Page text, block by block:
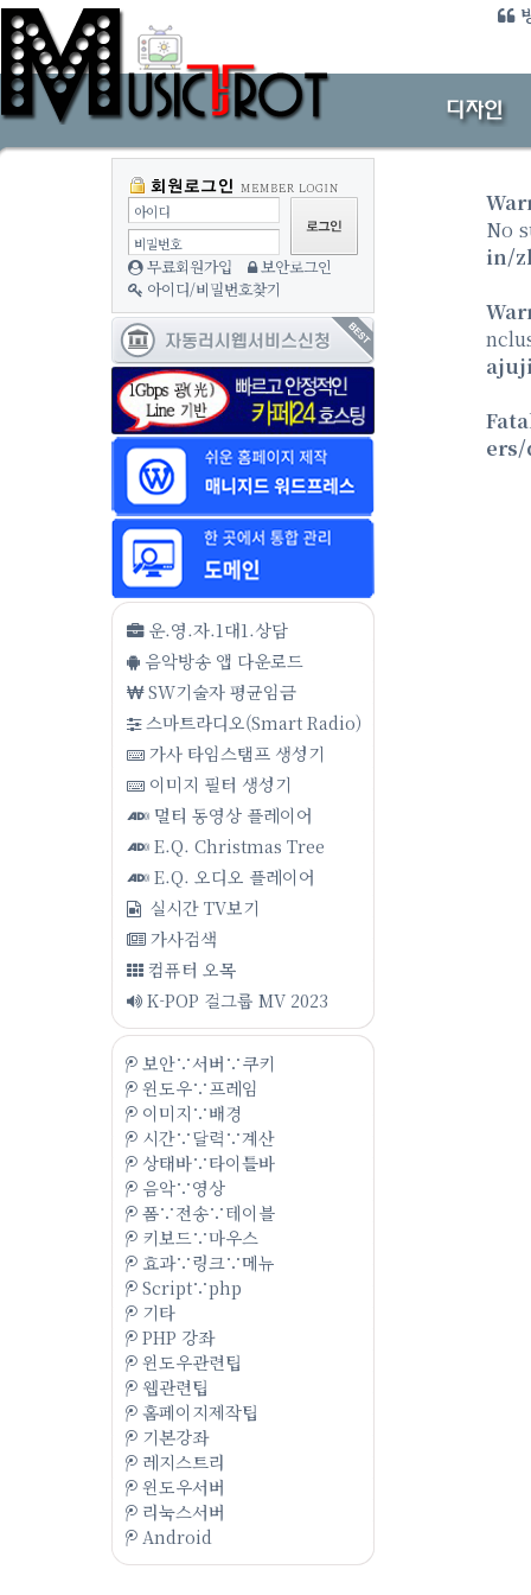
아이디
비밀번호
무료회원가입
보안로그인
아이디/비밀번호찾기
운.영.자.1대1.상담
음악방송 앱 다운로드
SW기술자 평균임금
스마트라디오(Smart Radio)
가사 타임스탬프 생성기
이미지 필터 생성기
멀티 동영상 플레이어
E.Q. Christmas Tree
E.Q. 오디오 플레이어
실시간 TV보기
가사검색
컴퓨터 오목
K-POP 걸그룹 MV 2023
보안∵서버∵쿠키
윈도우∵프레임
이미지∵배경
시간∵달력∵계산
상태바∵타이틀바
음악∵영상
폼∵전송∵테이블
키보드∵마우스
효과∵링크∵메뉴
Script∵php
기타
PHP 강좌
윈도우관련팁
웹관련팁
홈페이지제작팁
기본강좌
레지스트리
윈도우서버
리눅스서버
Android
No
in/